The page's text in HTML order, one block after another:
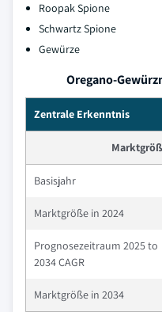
Roopak Spione
Schwartz Spione
Gewürze
Oregano-
Zentrale Erkenntnis
Basisjahr
Marktgröße in 2024
Prognosezeitraum 2025 to
2034 CAGR
Marktgröße in 2034